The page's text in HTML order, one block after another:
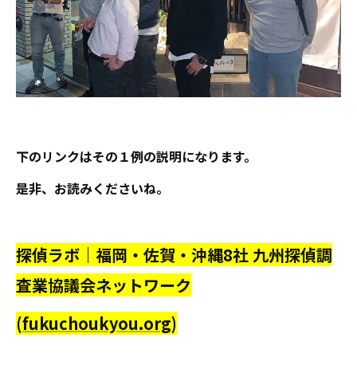
下のリンクはその１例の説明になります。
是非、お読みくださいね。
探偵ラボ｜福岡・佐賀・沖縄8社 九州探偵調
査業協議会ネットワーク
(fukuchoukyou.org)